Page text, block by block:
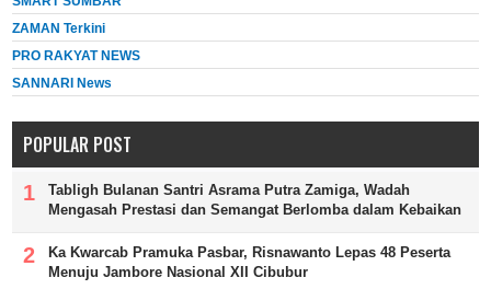
ZAMAN Terkini
PRO RAKYAT NEWS
SANNARI News
POPULAR POST
Tabligh Bulanan Santri Asrama Putra Zamiga, Wadah
Mengasah Prestasi dan Semangat Berlomba dalam Kebaikan
Ka Kwarcab Pramuka Pasbar, Risnawanto Lepas 48 Peserta
Menuju Jambore Nasional XII Cibubur